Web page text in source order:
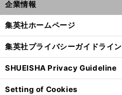
企業情報
集英社ホームページ
集英社プライバシーガイドライン
SHUEISHA Privacy Guideline
Setting of Cookies